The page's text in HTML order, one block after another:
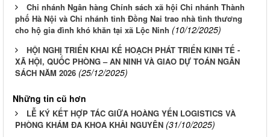
Chi nhánh Ngân hàng Chính sách xã hội Chi nhánh Thành
phố Hà Nội và Chi nhánh tỉnh Đồng Nai trao nhà tình thương
cho hộ gia đình khó khăn tại xã Lộc Ninh (10/12/2025)
HỘI NGHỊ TRIỂN KHAI KẾ HOẠCH PHÁT TRIỂN KINH TẾ -
XÃ HỘI, QUỐC PHÒNG – AN NINH VÀ GIAO DỰ TOÁN NGÂN
SÁCH NĂM 2026 (25/12/2025)
Những tin cũ hơn
LỄ KÝ KẾT HỢP TÁC GIỮA HOÀNG YẾN LOGISTICS VÀ
PHÒNG KHÁM ĐA KHOA KHẢI NGUYÊN (31/10/2025)